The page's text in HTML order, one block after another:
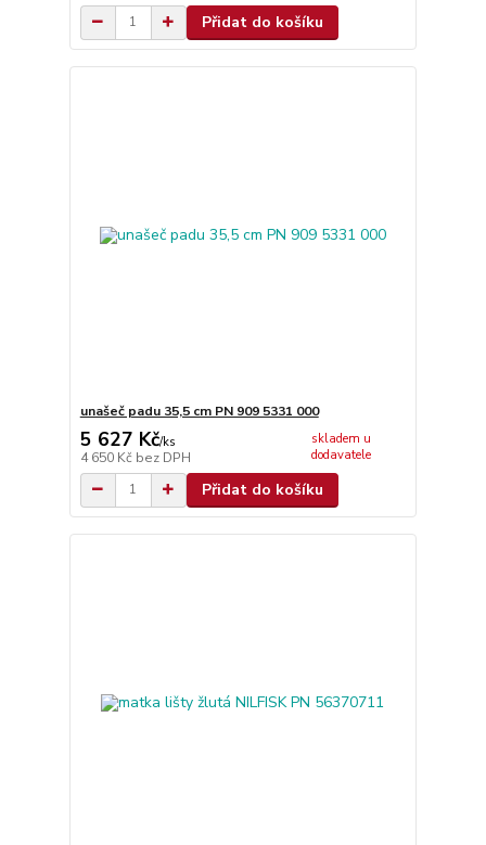
Přidat do košíku
unašeč padu 35,5 cm PN 909 5331 000
5 627 Kč/ks
4 650 Kč bez DPH
skladem u
dodavatele
Přidat do košíku